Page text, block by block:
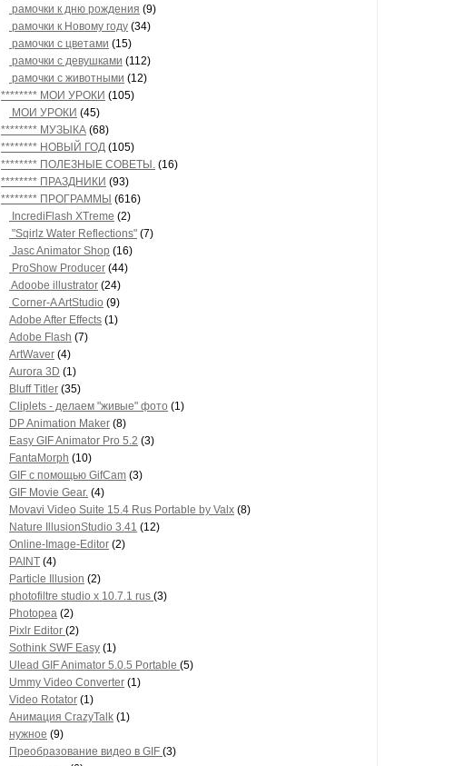
рамочки к дню рождения (9)
рамочки к Новому году (34)
рамочки с цветами (15)
рамочки с девушками (112)
рамочки с животными (12)
******** МОИ УРОКИ (105)
МОИ УРОКИ (45)
******** МУЗЫКА (68)
******** НОВЫЙ ГОД (105)
******** ПОЛЕЗНЫЕ СОВЕТЫ. (16)
******** ПРАЗДНИКИ (93)
******** ПРОГРАММЫ (616)
IncrediFlash XTreme (2)
"Sqirlz Water Reflections" (7)
Jasc Animator Shop (16)
ProShow Producer (44)
Adоobe illustrator (24)
Corner-A ArtStudio (9)
Adobe After Effects (1)
Adobe Flash (7)
ArtWaver (4)
Aurora 3D (1)
Bluff Titler (35)
Cliplets - делаем "живые" фото (1)
DP Animation Maker (8)
Easy GIF Animator Pro 5.2 (3)
FantaMorph (10)
GIF c помощью GifCam (3)
GIF Movie Gear. (4)
Movavi Video Suite 15.4 Rus Portable by Valx (8)
Nature IllusionStudio 3.41 (12)
Online-Image-Editor (2)
PAINT (4)
Particle Illusion (2)
photofiltre studio x 10.7.1 rus (3)
Photopea (2)
Pixlr Editor (2)
Sothink SWF Easy (1)
Ulead GIF Animator 5.0.5 Portable (5)
Ummy Video Converter (1)
Video Rotator (1)
Анимация CrazyTalk (1)
нужное (9)
Преобразование видео в GIF (3)